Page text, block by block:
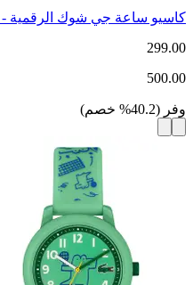
كاسيو ساعة جي شوك الرقمية - GMD-S5600SG-7DR
299.00
500.00
وفر (
40.2
% خصم)